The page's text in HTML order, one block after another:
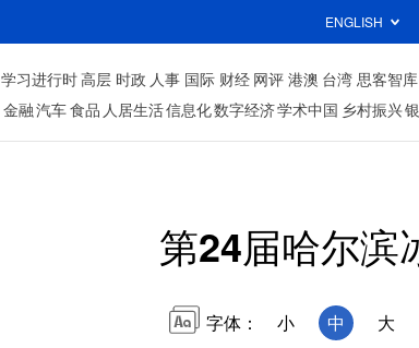
ENGLISH
学习进行时高层 时政 人事 国际 财经 网评 港澳 台湾 思客智库
金融汽车食品 人居生活信息化数字经济学术中国 乡村振兴
第24届哈尔滨
字体： 小 中 大